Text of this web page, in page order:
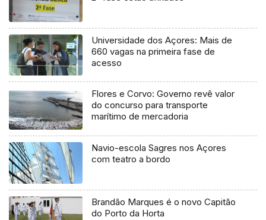
Universidade dos Açores: Mais de
660 vagas na primeira fase de
acesso
Flores e Corvo: Governo revê valor
do concurso para transporte
marítimo de mercadoria
Navio-escola Sagres nos Açores
com teatro a bordo
Brandão Marques é o novo Capitão
do Porto da Horta